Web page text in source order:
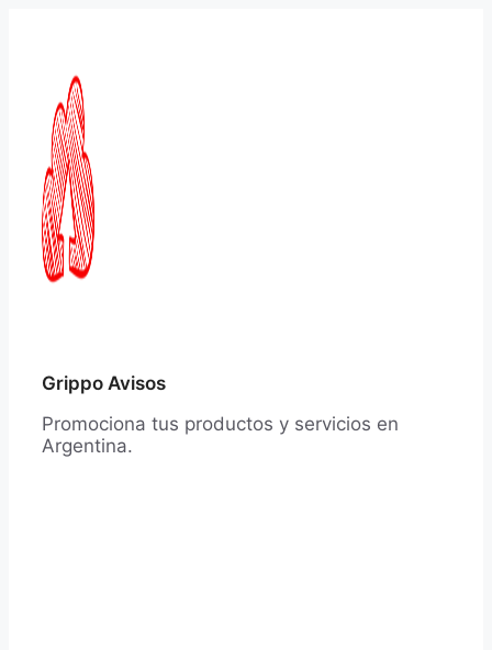
Grippo Avisos
Promociona tus productos y servicios en
Argentina.